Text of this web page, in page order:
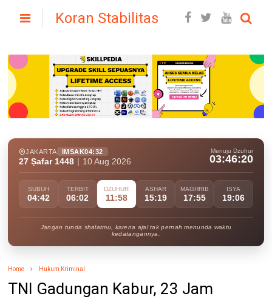
Koran Stabilitas
JAKARTA IMSAK04:32
27 Ṣafar 1448 10 Aug 2026
Menuju Dzuhur
03:46:19
SUBUH
04:42
TERBIT
06:02
DZUHUR
11:58
ASHAR
15:19
MAGHRIB
17:55
ISYA
19:06
Jangan tunda shalatmu, karena ajal tak pernah menunda waktu
kedatangannya.
Home Hukum Kriminal
TNI Gadungan Kabur, 23 Jam